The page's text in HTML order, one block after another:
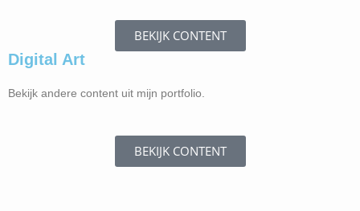
BEKIJK CONTENT
Digital Art
Bekijk andere content uit mijn portfolio.
BEKIJK CONTENT